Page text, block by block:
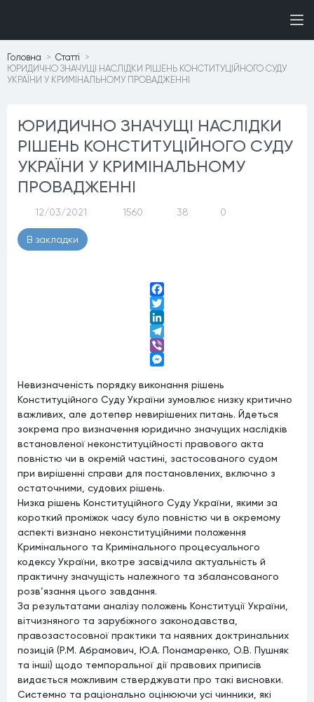
Головна
Статтi
ЮРИДИЧНО ЗНАЧУЩІ НАСЛІДКИ РІШЕНЬ КОНСТИТУЦІЙНОГО СУДУ
УКРАЇНИ У КРИМІНАЛЬНОМУ ПРОВАДЖЕННІ
ЮРИДИЧНО ЗНАЧУЩІ НАСЛІДКИ
РІШЕНЬ КОНСТИТУЦІЙНОГО СУДУ
УКРАЇНИ У КРИМІНАЛЬНОМУ
ПРОВАДЖЕННІ
12/03/2021 1560 38 0
В закладки
Facebook
Twitter
LinkedIn
Telegram
Viber
Невизначеність порядку виконання рішень
Конституційного Суду України зумовлює низку критично
важливих, але дотепер невирішених питань. Йдеться
зокрема про визначення юридично значущих наслідків
встановленої неконституційності правового акта
повністю чи в окремій частині, застосованого судом
при вирішенні справи для постановлених, включно з
остаточними, судових рішень.
Низка рішень Конституційного Суду України, якими за
короткий проміжок часу було повністю чи в окремому
аспекті визнано неконституційними положення
Кримінального та Кримінального процесуального
кодексу України, вкотре засвідчила актуальність й
практичну значущість належного та збалансованого
розв’язання цього завдання.
За результатами аналізу положень Конституції України,
вітчизняного та зарубіжного законодавства,
правозастосовної практики та наявних доктринальних
позицій (Р.М. Абрамович, Ю.А. Понамаренко, О.В. Пушняк
та інші) щодо темпоральної дії правових приписів
видається можливим стверджувати про такі висновки.
Системно та раціонально оцінюючи усі чинники, які